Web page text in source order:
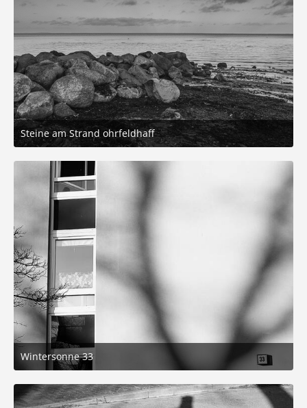
Steine am Strand ohrfeldhaff
14. Januar 2026 um 21:16
3
Wintersonne 33
26. Dezember 2025 um 19:22
3